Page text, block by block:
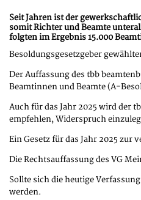
Seit Jahren ist der
somit Richter und Beamte
folgten im Ergebnis 15.000
Besoldungsgesetzgeber
Der Auffassung des tbb
Beamtinnen und Beamte (A-
Auch für das Jahr 2025 wird der
empfehlen, Widerspruch
Ein Gesetz für das Jahr 2025
Die Rechtsauffassung des VG
Sollte sich die heutige
werden.